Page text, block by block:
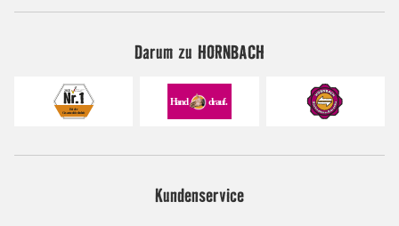
Darum zu HORNBACH
Kundenservice